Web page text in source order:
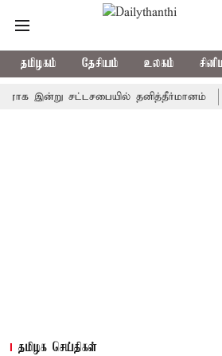
தமிழகம் தேசியம் உலகம்
இன்று சட்டசபையில் தனித்தீர்மானம்
தமிழக செய்திகள்